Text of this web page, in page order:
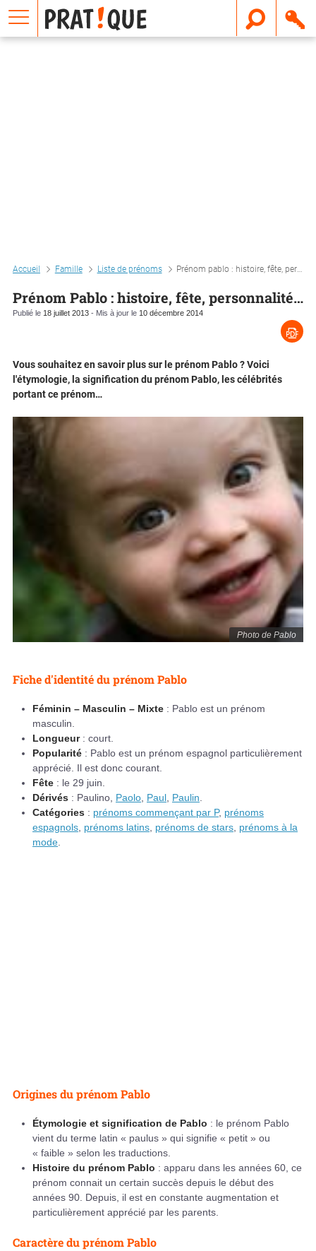
Accueil Famille Liste de prénoms Prénom pablo : histoire, fête, personnalité…
Prénom Pablo : histoire, fête, personnalité…
Publié le 18 juillet 2013 - Mis à jour le 10 décembre 2014
Photo de Pablo
Vous souhaitez en savoir plus sur le prénom Pablo ? Voici
l'étymologie, la signification du prénom Pablo, les célébrités
portant ce prénom…
Fiche d'identité du prénom Pablo
Féminin – Masculin – Mixte : Pablo est un prénom
masculin.
Longueur: court.
Popularité : Pablo est un prénom espagnol particulièrement
apprécié. Il est donc courant.
Fête : le 29 juin.
Dérivés : Paulino, Paolo Paul Paulin
Catégories : prénoms commençant par P, prénoms
espagnols prénoms latins prénoms de stars prénoms à la
mode
Origines du prénom Pablo
Étymologie et signification de Pablo : le prénom Pablo
vient du terme latin « paulus » qui signifie « petit » ou
« faible » selon les traductions.
Histoire du prénom Pablo : apparu dans les années 60, ce
prénom connait un certain succès depuis le début des
années 90. Depuis, il est en constante augmentation et
particulièrement apprécié par les parents.
Caractère du prénom Pablo
E
m
a